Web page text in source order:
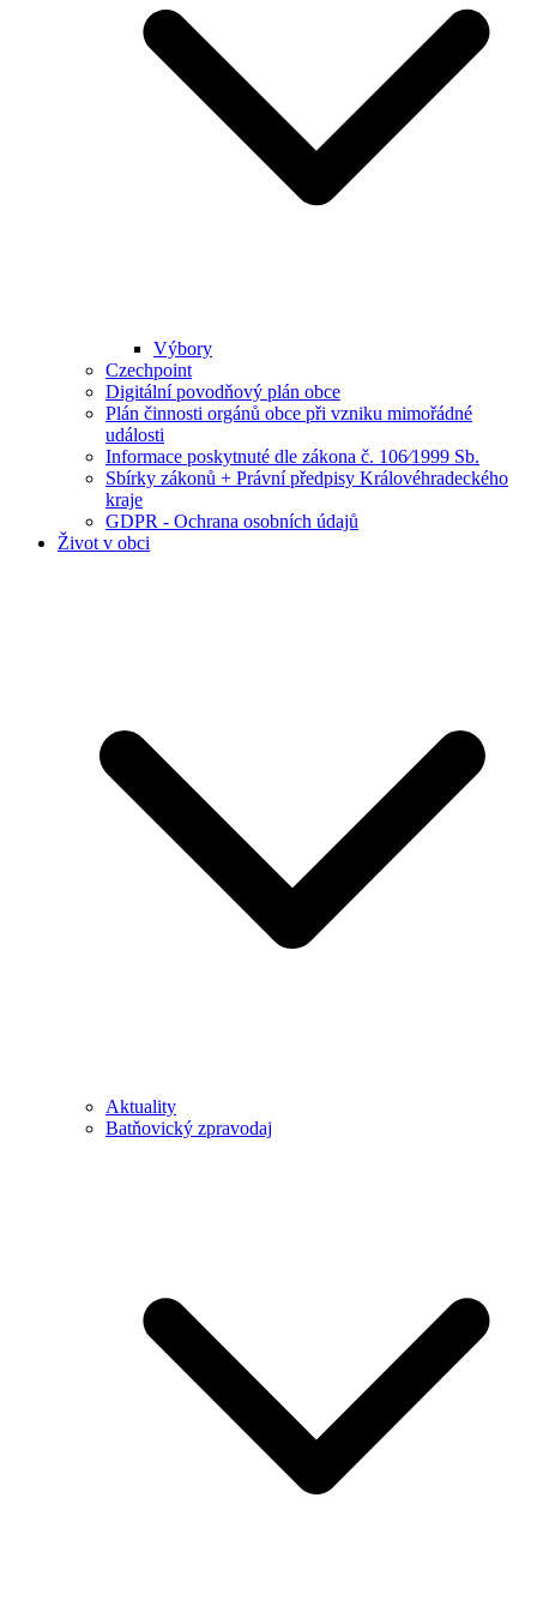
Výbory
Czechpoint
Digitální povodňový plán obce
Plán činnosti orgánů obce při vzniku mimořádné
události
Informace poskytnuté dle zákona č. 106⁄1999 Sb.
Sbírky zákonů + Právní předpisy Královéhradeckého
kraje
GDPR - Ochrana osobních údajů
Život v obci
Aktuality
Batňovický zpravodaj